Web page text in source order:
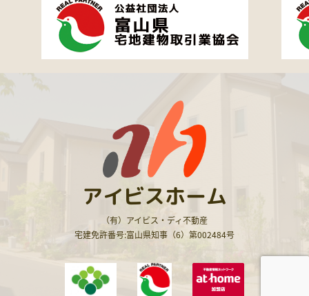
アイビスホーム
（有）アイビス・ディ不動産
宅建免許番号:富山県知事（6）第002484号